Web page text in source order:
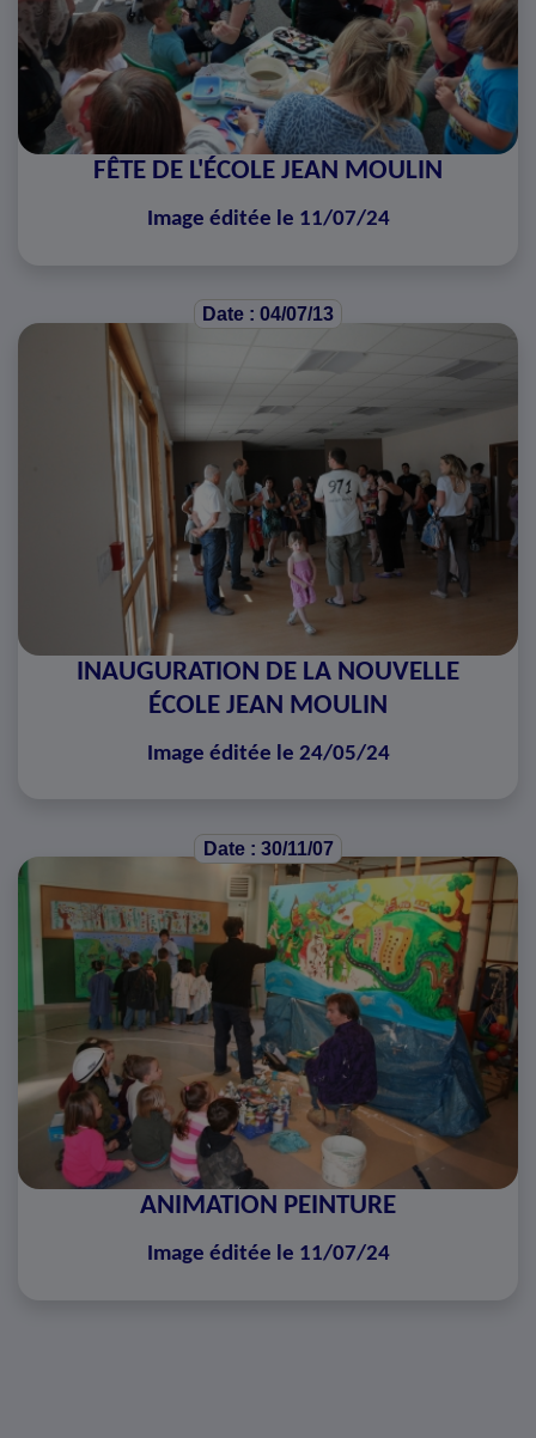
FÊTE DE L'ÉCOLE JEAN MOULIN
Image éditée le 11/07/24
Date : 04/07/13
INAUGURATION DE LA NOUVELLE
ÉCOLE JEAN MOULIN
Image éditée le 24/05/24
Date : 30/11/07
ANIMATION PEINTURE
Image éditée le 11/07/24